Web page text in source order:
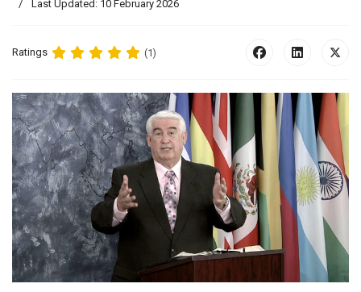
Last Updated: 10 February 2026
Ratings (1)